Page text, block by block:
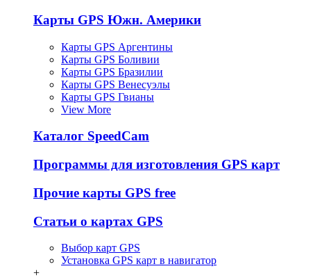
Карты GPS Южн. Америки
Карты GPS Аргентины
Карты GPS Боливии
Карты GPS Бразилии
Карты GPS Венесуэлы
Карты GPS Гвианы
View More
Каталог SpeedCam
Программы для изготовления GPS карт
Прочие карты GPS free
Статьи о картах GPS
Выбор карт GPS
Установка GPS карт в навигатор
+